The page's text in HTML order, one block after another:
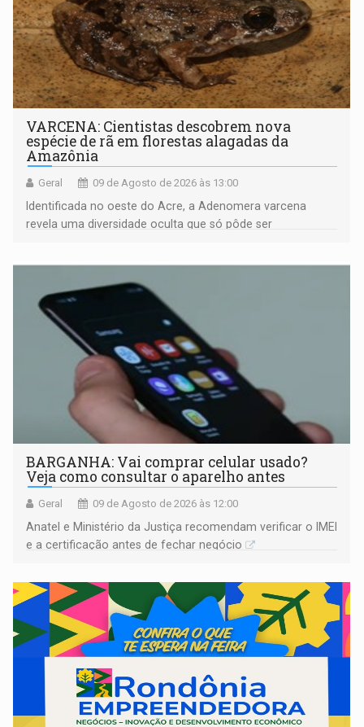
VARCENA: Cientistas descobrem nova
espécie de rã em florestas alagadas da
Amazônia
Geral 09 de Agosto de 2026 às 13:00
Identificada no oeste do Acre, a Adenomera varcena
revela uma diversidade oculta que só pôde ser
BARGANHA: Vai comprar celular usado?
Veja como consultar o aparelho antes
Geral 09 de Agosto de 2026 às 12:00
Anatel e Ministério da Justiça recomendam verificar o IMEI
e a certificação antes de fechar negócio